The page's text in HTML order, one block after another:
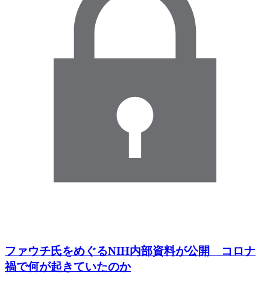
ファウチ氏をめぐるNIH内部資料が公開 コロナ
禍で何が起きていたのか